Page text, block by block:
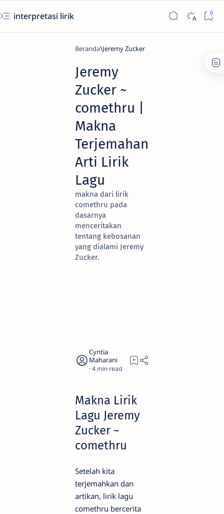
interpretasi lirik
Beranda Jeremy Zucker
Jeremy
Zucker ~
comethru |
Makna
Terjemahan
Arti Lirik
Lagu
makna dari lirik
comethru pada
dasarnya
menceritakan
tentang kebosanan
yang dialami Jeremy
Zucker.
4
Makna Lirik
Lagu Jeremy
Zucker ~
comethru
Setelah kita
terjemahkan dan
artikan, lirik lagu
comethru bercerita